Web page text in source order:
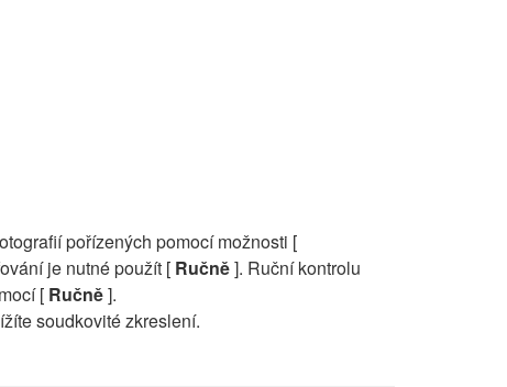
pořízených pomocí možnosti [
je nutné použít [ Ručně]. Ruční kontrolu
[ Ručně].
soudkovité zkreslení.